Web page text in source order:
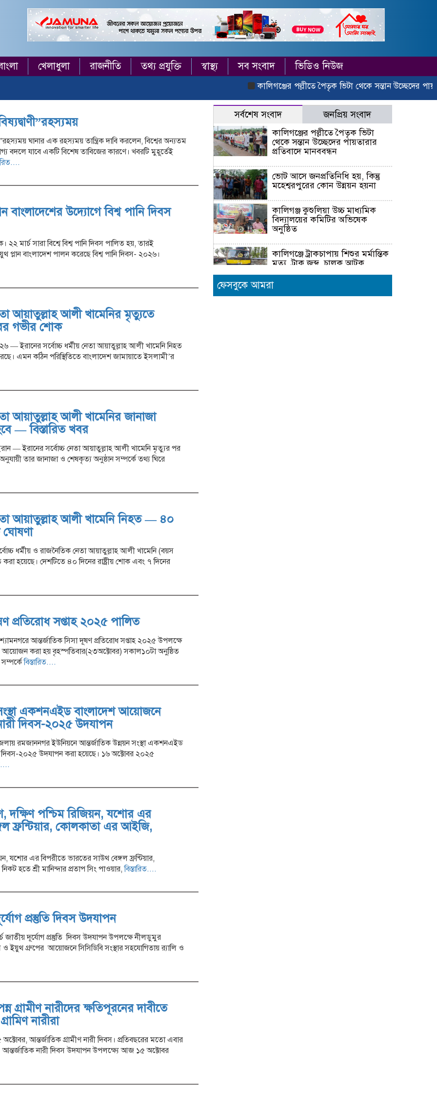
খেলাধুলা রাজনীতি তথ্য প্রযুক্তি স্বাস্থ্য সব সংবাদ ভিডিও নিউজ
কালিগঞ্জের পল্লীতে পৈতৃক ভিটা থেকে সন্তান উচ্ছেদের পায়তারার
ঘানার এক রহস্যময় তান্ত্রিক দাবি করলেন, বিশ্বের অন্যতম
বদলে যাবে একটি বিশেষ তাবিজের কারণে। খবরটি মুহূর্তেই
বাংলাদেশের উদ্যোগে বিশ্ব পানি দিবস
মার্চ সারা বিশ্বে বিশ্ব পানি দিবস পালিত হয়, তারই
প্লান বাংলাদেশ পালন করেছে বিশ্ব পানি দিবস- ২০২৬।
আয়াতুল্লাহ আলী খামেনির মৃত্যুতে
গভীর শোক
— ইরানের সর্বোচ্চ ধর্মীয় নেতা আয়াতুল্লাহ আলী খামেনি নিহত
এমন কঠিন পরিস্থিতিতে বাংলাদেশ জামায়াতে ইসলামী’র
আয়াতুল্লাহ আলী খামেনির জানাজা
— বিস্তারিত খবর
— ইরানের সর্বোচ্চ নেতা আয়াতুল্লাহ আলী খামেনি মৃত্যুর পর
তার জানাজা ও শেষকৃত্য অনুষ্ঠান সম্পর্কে তথ্য ঘিরে
আয়াতুল্লাহ আলী খামেনি নিহত — ৪০
ঘোষণা
ধর্মীয় ও রাজনৈতিক নেতা আয়াতুল্লাহ আলী খামেনি (বয়স
করা হয়েছে। দেশটিতে ৪০ দিনের রাষ্ট্রীয় শোক এবং ৭ দিনের
প্রতিরোধ সপ্তাহ ২০২৫ পালিত
শ্যামনগরে আন্তর্জাতিক সিসা দূষণ প্রতিরোধ সপ্তাহ ২০২৫ উপলক্ষে
করা হয় বৃহস্পতিবার(২৩অক্টোবর) সকাল১০টা অনুষ্ঠিত
বিস্তারিত....
একশনএইড বাংলাদেশ আয়োজনে
দিবস-২০২৫ উদযাপন
রমজাননগর ইউনিয়নে আন্তর্জাতিক উন্নয়ন সংস্থা একশনএইড
দিবস-২০২৫ উদযাপন করা হয়েছে। ১৬ অক্টোবর ২০২৫
দক্ষিণ পশ্চিম রিজিয়ন, যশোর এর
ফ্রন্টিয়ার, কোলকাতা এর আইজি,
যশোর এর বিপরীতে ভারতের সাউথ বেঙ্গল ফ্রন্টিয়ার,
হতে শ্রী মানিন্দার প্রতাপ সিং পাওয়ার,বিস্তারিত....
প্রস্তুতি দিবস উদযাপন
জাতীয় দূর্যোগ প্রস্তুতি দিবস উদযাপন উপলক্ষে নীলডুমুর
ও ইয়ুথ গ্রুপের আয়োজনে সিসিডিবি সংস্থার সহযোগিতায় র‍্যালি ও
গ্রামীণ নারীদের ক্ষতিপূরনের দাবীতে
নারীরা
আন্তর্জাতিক গ্রামীণ নারী দিবস। প্রতিবছরের মতো এবার
আন্তর্জাতিক নারী দিবস উদযাপন উপলক্ষ্যে আজ ১৫ অক্টোবর
সর্বশেষ সংবাদ জনপ্রিয় সংবাদ
কালিগঞ্জের পল্লীতে পৈতৃক ভিটা
থেকে সন্তান উচ্ছেদের পায়তারার
প্রতিবাদে মানববন্ধন
ভোট আসে জনপ্রতিনিধি হয়, কিন্তু
মহেশ্বরপুরের কোন উন্নয়ন হয়না
কালিগঞ্জ কুশুলিয়া উচ্চ মাধ্যমিক
বিদ্যালয়ের কমিটির অভিষেক
অনুষ্ঠিত
কালিগঞ্জে ট্রাকচাপায় শিশুর মর্মান্তিক
মৃত্যু, ট্রাক জব্দ, চালক আটক
জুলাই গণহত্যায় জড়িত প্রত্যেক
ব্যক্তিকে আইনের আওতায় এনে
ফেসবুকে আমরা